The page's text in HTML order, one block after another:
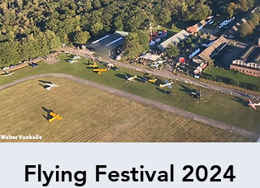
Flying Festival 2024